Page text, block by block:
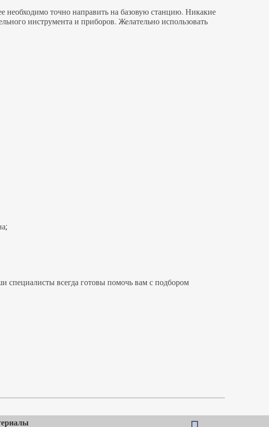
необходимо точно направить на базовую станцию. Никакие
инструмента и приборов. Желательно использовать
специалисты всегда готовы помочь вам с подбором